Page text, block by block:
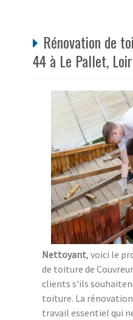
Rénovation de
44 à Le Pallet,
Nettoyant, voici le
de toiture de
clients s'ils
toiture. La
travail essentiel qui